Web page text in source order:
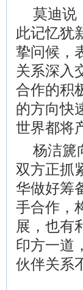
莫迪说
此记忆犹
挚问候，
关系深入
合作的积
的方向快
世界都将
杨洁篪
双方正抓
华做好筹
手合作，
展，也有
印方一道
伙伴关系